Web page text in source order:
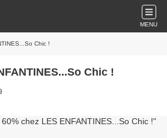
MENU
Chic !
Chic !